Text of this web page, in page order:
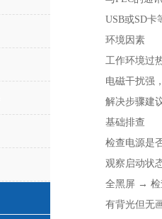
USB或SD卡
环境因素‌
工作环境过
电磁干扰强
解决步骤建
基础排查‌
检查电源是
观察启动状
全黑屏 → 检
有背光但无